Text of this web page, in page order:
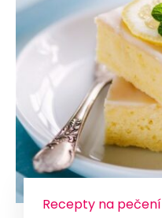
Recepty na pečení